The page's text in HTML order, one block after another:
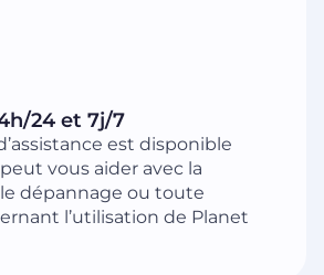
24 et 7j/7
est disponible
vous aider avec la
dépannage ou toute
l’utilisation de Planet